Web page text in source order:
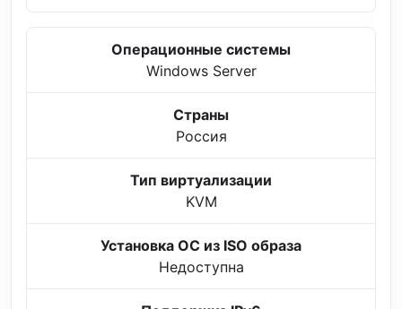
Операционные системы
Windows Server
Страны
Россия
Тип виртуализации
KVM
Установка ОС из ISO образа
Недоступна